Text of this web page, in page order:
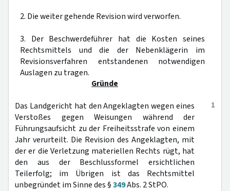
2. Die weiter gehende Revision wird verworfen.
3. Der Beschwerdeführer hat die Kosten seines
Rechtsmittels und die der Nebenklägerin im
Revisionsverfahren entstandenen notwendigen
Auslagen zu tragen.
Gründe
1
Das Landgericht hat den Angeklagten wegen eines
Verstoßes gegen Weisungen während der
Führungsaufsicht zu der Freiheitsstrafe von einem
Jahr verurteilt. Die Revision des Angeklagten, mit
der er die Verletzung materiellen Rechts rügt, hat
den aus der Beschlussformel ersichtlichen
Teilerfolg; im Übrigen ist das Rechtsmittel
unbegründet im Sinne des §349Abs. 2 StPO.